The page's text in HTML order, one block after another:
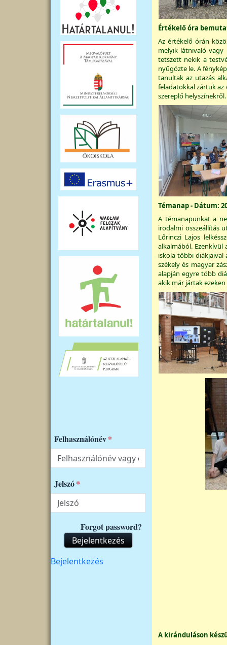
Felhasználónév
Jelszó
Forgot password?
Bejelentkezés
Felhasználói fiók menüje
Bejelentkezés
Értékelő óra
Az értékelő órán
melyik látnivaló
tetszett nekik a
nyűgözte le. A
tanultak az utazás
feladatokkal zártuk
szereplő helyszínekről.
Témanap - Dátum:
A témanapunkat a
irodalmi összeállítás
Lőrinczi Lajos
alkalmából.
iskola többi
székely és magyar
alapján egyre több
akik már jártak
A kiránduláson